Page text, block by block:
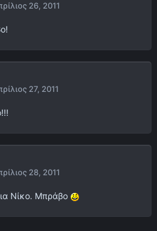
26, 2011
27, 2011
28, 2011
Νίκο. Μπράβο